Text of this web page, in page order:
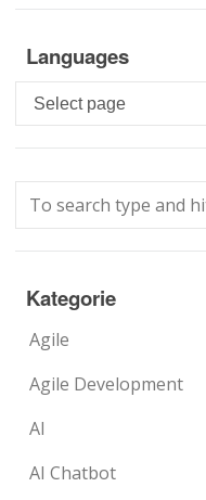
Languages
Languages
Kategorie
Agile
Agile Development
AI
AI Chatbot